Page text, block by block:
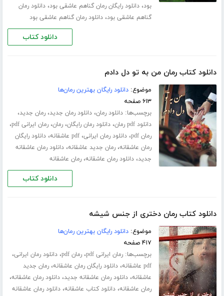
بود،دانلود رایگان رمان گناهم عاشقی بود،دانلود رمان
گناهم عاشقی بود،دانلود رمان گناهم عاشقی بود
دانلود کتاب
دانلود کتاب رمان من به تو دل دادم
موضوع:دانلود رایگان بهترین رمان‌ها
۶۱۳ صفحه
برچسب‌ها:دانلود رمان،دانلود رمان جدید،رمان جدید،
دانلود pdf رمان ،دانلود رمان رایگان،رمان،رمان ایرانی pdf ،
رمان pdf ،دانلود رمان ایرانی،pdf عاشقانه ،دانلود رایگان
رمان عاشقانه،رمان جدید عاشقانه،دانلود رمان عاشقانه
جدید،دانلود رمان عاشقانه،رمان عاشقانه
دانلود کتاب
دانلود کتاب رمان دختری از جنس شیشه
موضوع:دانلود رایگان بهترین رمان‌ها
۴۱۷ صفحه
برچسب‌ها:رمان ایرانی pdf ،رمان pdf ،دانلود رمان ایرانی،
pdf عاشقانه ،دانلود رایگان رمان عاشقانه،رمان جدید
عاشقانه،دانلود رمان عاشقانه جدید،دانلود رمان عاشقانه،
رمان عاشقانه،دانلود کتاب عاشقانه،دانلود رمان عاشقانه